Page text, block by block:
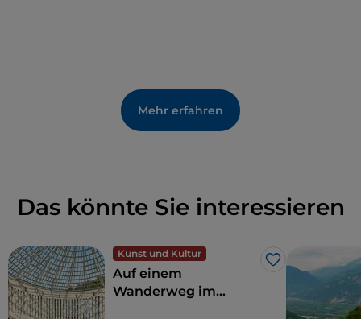
Mehr erfahren
Das könnte Sie interessieren
Kunst und Kultur
Like
Auf einem
Wanderweg im